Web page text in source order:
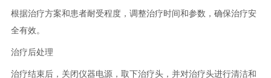
根据治疗方案和患者耐受程度，调整治疗时间和参数，确保治疗安
全有效。
治疗后处理
治疗结束后，关闭仪器电源，取下治疗头，并对治疗头进行清洁和